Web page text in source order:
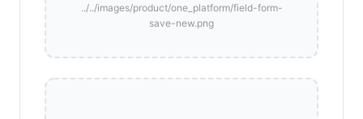
../../images/product/one_platform/field-form-
save-new.png